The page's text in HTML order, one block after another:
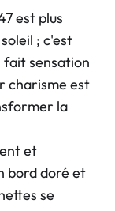
est plus
; c'est
fait sensation
charisme est
la
et
bord doré et
se